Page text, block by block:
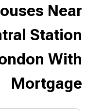
Near
Station
With
Mortgage